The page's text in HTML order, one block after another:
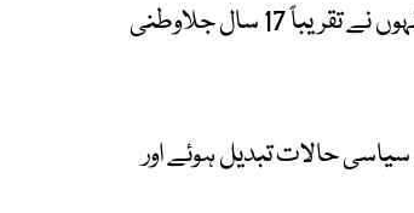
بعد ازاں 2008 میں رہائی کے بعد وہ لندن منتقل ہو گئے جہاں انہوں نے تقریباً 17 سال جلاوطنی
سیاسی حالات تبدیل ہوئے اور